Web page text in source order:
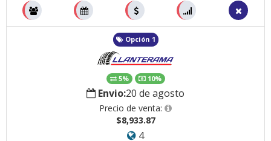
Opción 1
5% 10%
Envio:20 de agosto
Precio de venta:
$8,933.87
4